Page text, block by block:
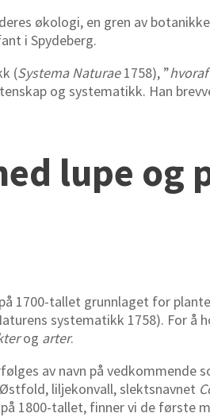
økologi, en gren av
i Spydeberg.
(Systema Naturae1758), ”
og systematikk. Han
lupe og
1700-tallet grunnlaget for
systematikk 1758). For å
og arter.
av navn på vedkommende
liljekonvall, slektsnavnet
1800-tallet, finner vi de første